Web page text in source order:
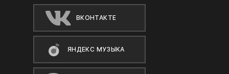
ВКОНТАКТЕ
ЯНДЕКС МУЗЫКА